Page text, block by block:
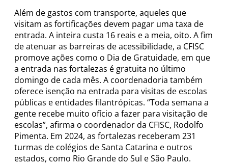
Além de gastos com transporte, aqueles que
visitam as fortificações devem pagar uma taxa de
entrada. A inteira custa 16 reais e a meia, oito. A fim
de atenuar as barreiras de acessibilidade, a CFISC
promove ações como o Dia de Gratuidade, em que
a entrada nas fortalezas é gratuita no último
domingo de cada mês. A coordenadoria também
oferece isenção na entrada para visitas de escolas
públicas e entidades filantrópicas. “Toda semana a
gente recebe muito ofício a fazer para visitação de
escolas”, afirma o coordenador da CFISC, Rodolfo
Pimenta. Em 2024, as fortalezas receberam 231
turmas de colégios de Santa Catarina e outros
estados, como Rio Grande do Sul e São Paulo.